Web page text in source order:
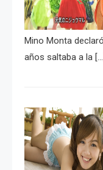
Mino Monta
años saltaba a la